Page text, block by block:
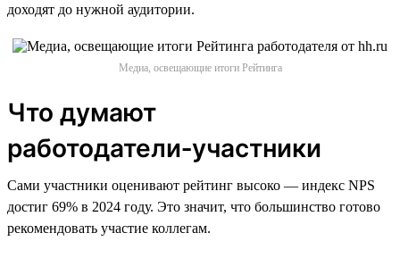
доходят до нужной аудитории.
Медиа, освещающие итоги Рейтинга
Что думают
работодатели‑участники
Сами участники оценивают рейтинг высоко — индекс NPS
достиг 69% в 2024 году. Это значит, что большинство готово
рекомендовать участие коллегам.